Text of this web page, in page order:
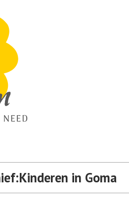
Kinderen in Goma